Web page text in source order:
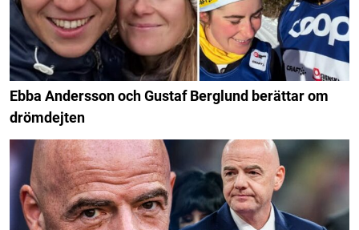
Ebba Andersson och Gustaf Berglund berättar om
drömdejten